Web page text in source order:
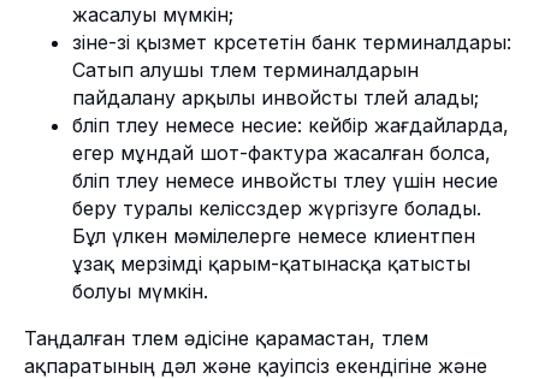
жасалуы мүмкін;
өзіне-өзі қызмет көрсететін банк терминалдары:
Сатып алушы төлем терминалдарын
пайдалану арқылы инвойсты төлей алады;
бөліп төлеу немесе несие: кейбір жағдайларда,
егер мұндай шот-фактура жасалған болса,
бөліп төлеу немесе инвойсты төлеу үшін несие
беру туралы келіссөздер жүргізуге болады.
Бұл үлкен мәмілелерге немесе клиентпен
ұзақ мерзімді қарым-қатынасқа қатысты
болуы мүмкін.
Таңдалған төлем әдісіне қарамастан, төлем
ақпаратының дәл және қауіпсіз екендігіне және